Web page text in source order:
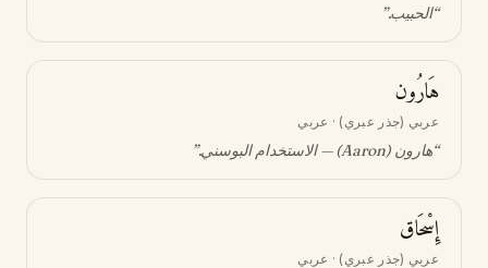
“الحبيب.”
هَارُون
عربي (جذر عبري) · عربي
“هارون (Aaron) — الاستخدام البوسني .”
إِسْحَاق
عربي (جذر عبري) · عربي